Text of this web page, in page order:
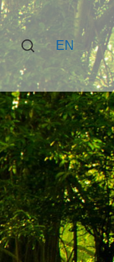
EN